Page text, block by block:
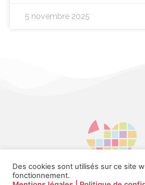
5 novembre 2025
Des cookies sont utilisés sur ce site
fonctionnement.